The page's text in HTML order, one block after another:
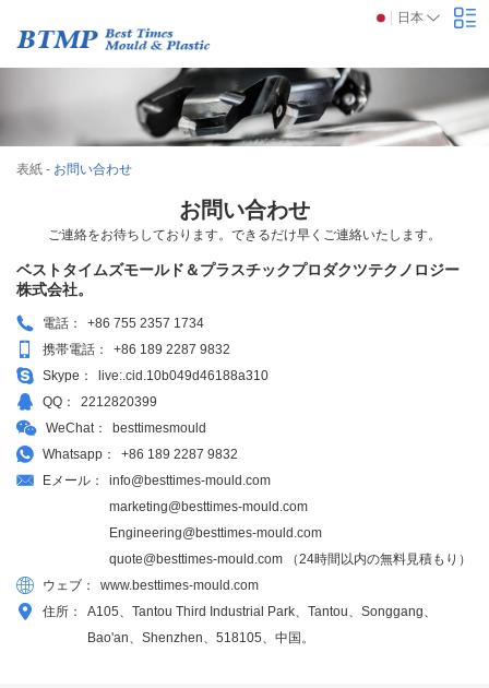
日本
表紙 - お問い合わせ
お問い合わせ
ご連絡をお待ちしております。できるだけ早くご連絡いたします。
ベストタイムズモールド＆プラスチックプロダクツテクノロジー
株式会社。
電話：
+86 755 2357 1734
携帯電話：
+86 189 2287 9832
Skype：
live:.cid.10b049d46188a310
QQ：
2212820399
WeChat：
besttimesmould
Whatsapp：
+86 189 2287 9832
Eメール：
info@besttimes-mould.com
marketing@besttimes-mould.com
Engineering@besttimes-mould.com
quote@besttimes-mould.com
（24時間以内の無料見積もり）
ウェブ：
www.besttimes-mould.com
住所：
A105、Tantou Third Industrial Park、Tantou、Songgang、
Bao'an、Shenzhen、518105、中国。